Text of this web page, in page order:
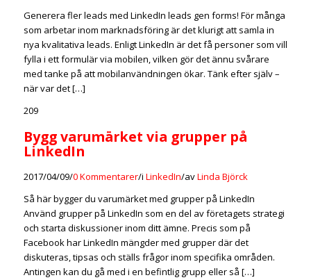
Generera fler leads med LinkedIn leads gen forms! För många
som arbetar inom marknadsföring är det klurigt att samla in
nya kvalitativa leads. Enligt LinkedIn är det få personer som vill
fylla i ett formulär via mobilen, vilken gör det ännu svårare
med tanke på att mobilanvändningen ökar. Tänk efter själv –
när var det […]
209
Bygg varumärket via grupper på
LinkedIn
2017/04/09/0 Kommentarer/i LinkedIn/avLinda Björck
Så här bygger du varumärket med grupper på LinkedIn
Använd grupper på LinkedIn som en del av företagets strategi
och starta diskussioner inom ditt ämne. Precis som på
Facebook har LinkedIn mängder med grupper där det
diskuteras, tipsas och ställs frågor inom specifika områden.
Antingen kan du gå med i en befintlig grupp eller så […]